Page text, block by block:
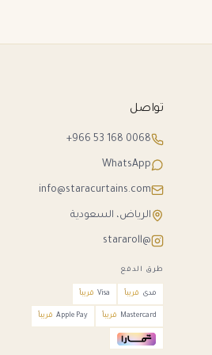
تواصل
+966 53 168 0068
WhatsApp
info@staracurtains.com
الرياض، السعودية
@stararoll
طرق الدفع
مدى قريباً Visa قريباً
Mastercard قريباً Apple Pay قريباً